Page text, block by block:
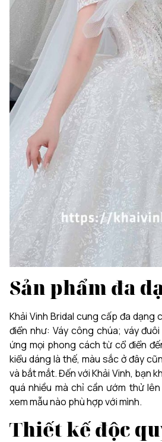
Sản phẩm đa
Khải Vinh Bridal cung cấp đa dạng
điển như: Váy công chúa; váy
ứng mọi phong cách từ cổ điển
kiểu dáng là thế, màu sắc ở đây
và bắt mắt. Đến với Khải Vinh, bạn
quá nhiều mà chỉ cần ướm thử
xem mẫu nào phù hợp với mình.
Thiết kế độc